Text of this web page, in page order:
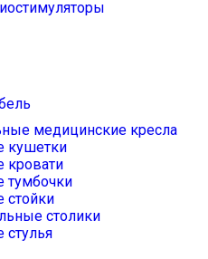
медицинские кресла
кушетки
кровати
тумбочки
стойки
столики
стулья